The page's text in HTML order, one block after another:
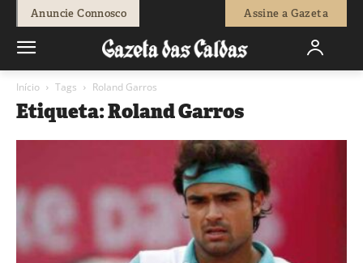
Anuncie Connosco Assine a Gazeta
Início Tags Roland Garros
Etiqueta: Roland Garros